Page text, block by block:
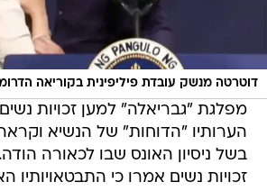
דוטרטה מנשק עובדת פיליפינית בקוריאה
מפלגת "גבריאלה" למען זכויות
הערותיו "הדוחות" של הנשיא
בשל ניסיון האונס שבו לכאורה
זכויות נשים אמרו כי התבטאויותיו